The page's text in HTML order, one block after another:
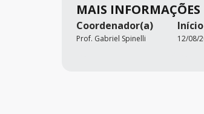
MAIS INFORMAÇÕES
Coordenador(a)
Prof. Gabriel Spinelli
Início
12/08/